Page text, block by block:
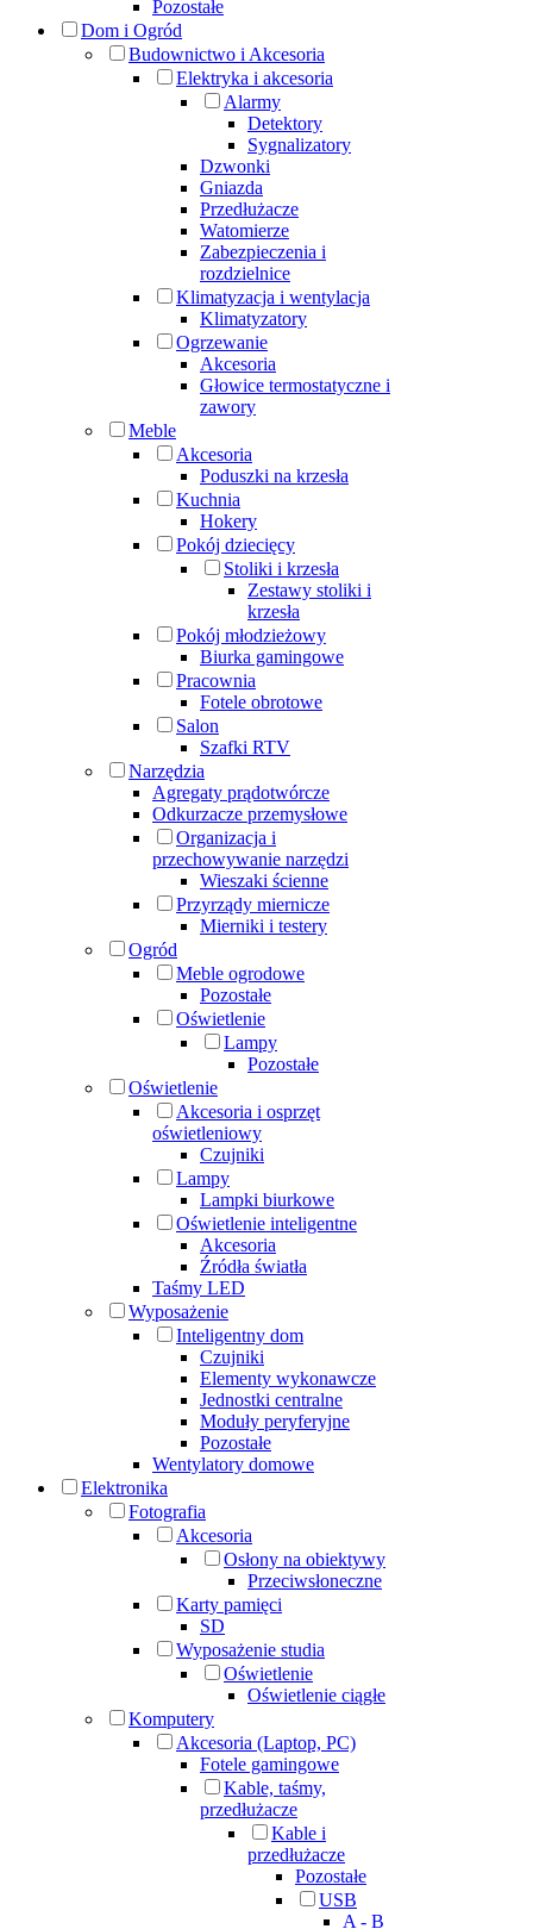
Pozostałe
Dom i Ogród
Budownictwo i Akcesoria
Elektryka i akcesoria
Alarmy
Detektory
Sygnalizatory
Dzwonki
Gniazda
Przedłużacze
Watomierze
Zabezpieczenia i
rozdzielnice
Klimatyzacja i wentylacja
Klimatyzatory
Ogrzewanie
Akcesoria
Głowice termostatyczne i
zawory
Meble
Akcesoria
Poduszki na krzesła
Kuchnia
Hokery
Pokój dziecięcy
Stoliki i krzesła
Zestawy stoliki i
krzesła
Pokój młodzieżowy
Biurka gamingowe
Pracownia
Fotele obrotowe
Salon
Szafki RTV
Narzędzia
Agregaty prądotwórcze
Odkurzacze przemysłowe
Organizacja i
przechowywanie narzędzi
Wieszaki ścienne
Przyrządy miernicze
Mierniki i testery
Ogród
Meble ogrodowe
Pozostałe
Oświetlenie
Lampy
Pozostałe
Oświetlenie
Akcesoria i osprzęt
oświetleniowy
Czujniki
Lampy
Lampki biurkowe
Oświetlenie inteligentne
Akcesoria
Źródła światła
Taśmy LED
Wyposażenie
Inteligentny dom
Czujniki
Elementy wykonawcze
Jednostki centralne
Moduły peryferyjne
Pozostałe
Wentylatory domowe
Elektronika
Fotografia
Akcesoria
Osłony na obiektywy
Przeciwsłoneczne
Karty pamięci
SD
Wyposażenie studia
Oświetlenie
Oświetlenie ciągłe
Komputery
Akcesoria (Laptop, PC)
Fotele gamingowe
Kable, taśmy,
przedłużacze
Kable i
przedłużacze
Pozostałe
USB
A - B